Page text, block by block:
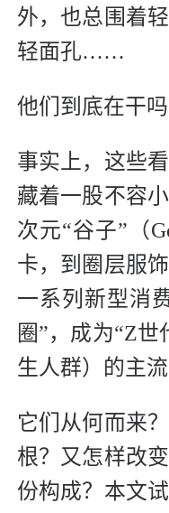
外，也总围着
轻面孔……
他们到底在干
事实上，这些
藏着一股不容
次元“谷子”（
卡，到圈层服
一系列新型消
圈”，成为“Z世
生人群）的主流
它们从何而来
根？又怎样改
份构成？本文